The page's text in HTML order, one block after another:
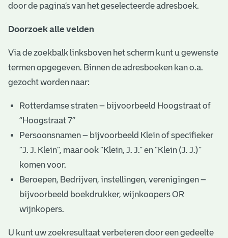
door de pagina’s van het geselecteerde adresboek.
Doorzoek alle velden
Via de zoekbalk linksboven het scherm kunt u gewenste
termen opgegeven. Binnen de adresboeken kan o.a.
gezocht worden naar:
Rotterdamse straten – bijvoorbeeld Hoogstraat of
“Hoogstraat 7”
Persoonsnamen – bijvoorbeeld Klein of specifieker
“J. J. Klein”, maar ook ”Klein, J. J.” en “Klein (J. J.)”
komen voor.
Beroepen, Bedrijven, instellingen, verenigingen –
bijvoorbeeld boekdrukker, wijnkoopers OR
wijnkopers.
U kunt uw zoekresultaat verbeteren door een gedeelte